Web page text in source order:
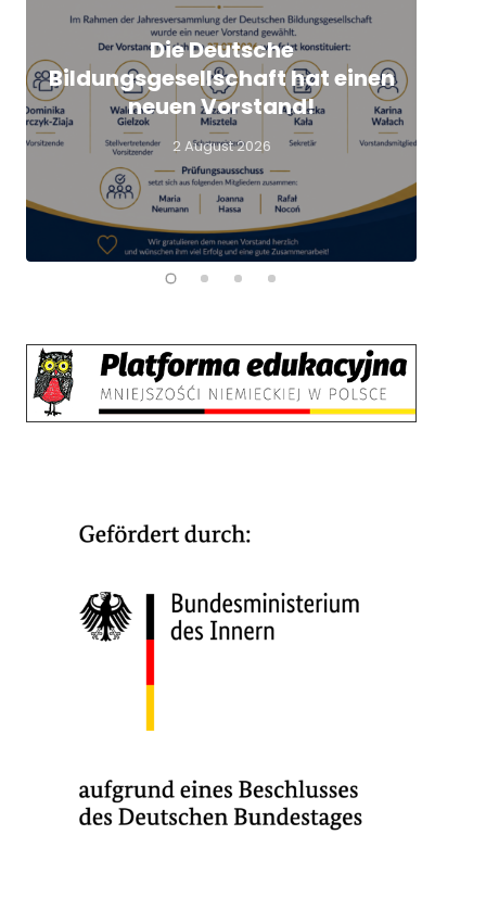
Die Deutsche
Bildungsgesellschaft hat einen
neuen Vorstand!
2 August 2026